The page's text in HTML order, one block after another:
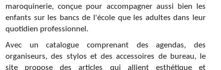
maroquinerie, conçue pour accompagner aussi bien les
enfants sur les bancs de l'école que les adultes dans leur
quotidien professionnel.
Avec un catalogue comprenant des agendas, des
organiseurs, des stylos et des accessoires de bureau, le
site propose des articles qui allient esthétique et